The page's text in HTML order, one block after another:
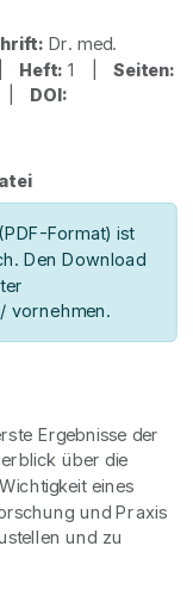
Dr. med.
Heft: 1 | Seiten:
| DOI:
Format) ist
Den Download
vornehmen.
Ergebnisse der
über die
eines
und Praxis
und zu